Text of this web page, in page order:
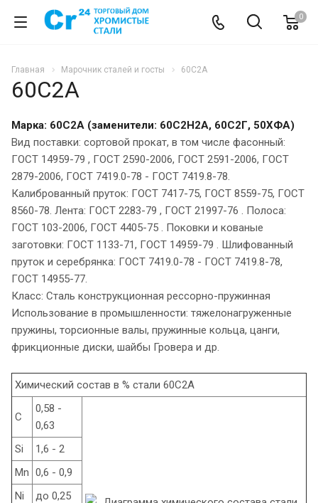
0
Главная Марочник сталей и госты 60С2А
60С2А
Марка: 60С2А (заменители: 60С2Н2А, 60С2Г, 50ХФА)
Вид поставки: сортовой прокат, в том числе фасонный:
ГОСТ 14959-79 , ГОСТ 2590-2006, ГОСТ 2591-2006, ГОСТ
2879-2006, ГОСТ 7419.0-78 - ГОСТ 7419.8-78.
Калиброванный пруток: ГОСТ 7417-75, ГОСТ 8559-75, ГОСТ
8560-78. Лента: ГОСТ 2283-79 , ГОСТ 21997-76 . Полоса:
ГОСТ 103-2006, ГОСТ 4405-75 . Поковки и кованые
заготовки: ГОСТ 1133-71, ГОСТ 14959-79 . Шлифованный
пруток и серебрянка: ГОСТ 7419.0-78 - ГОСТ 7419.8-78,
ГОСТ 14955-77.
Класс: Сталь конструкционная рессорно-пружинная
Использование в промышленности: тяжелонагруженные
пружины, торсионные валы, пружинные кольца, цанги,
фрикционные диски, шайбы Гровера и др.
Химический состав в % стали 60С2А
C
0,58 -
0,63
Si
1,6 - 2
Mn 0,6 - 0,9
Ni
до 0,25